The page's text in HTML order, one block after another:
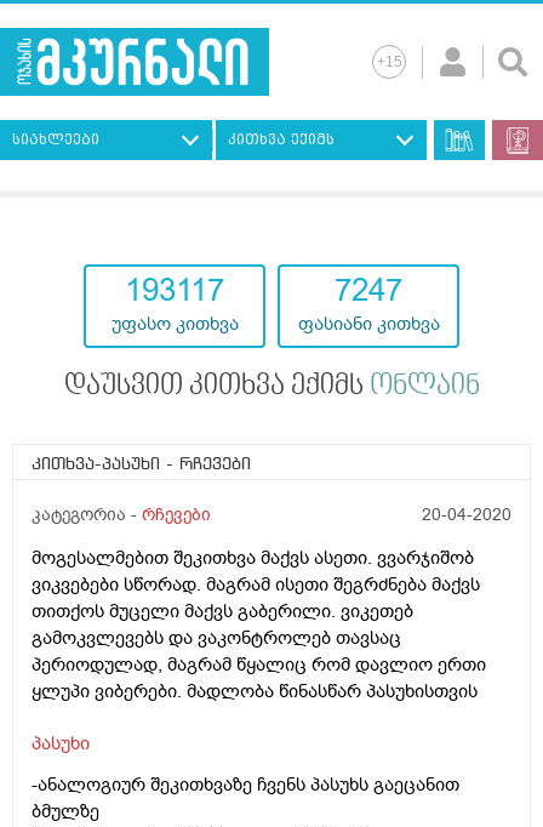
სიახლეები კითხვა ექიმს
193117
უფასო კითხვა
7247
ფასიანი კითხვა
დაუსვით კითხვა ექიმს ონლაინ
კითხვა-პასუხი - რჩევები
კატეგორია - რჩევები 20-04-2020
მოგესალმებით შეკითხვა მაქვს ასეთი. ვვარჯიშობ
ვიკვებები სწორად. მაგრამ ისეთი შეგრძნება მაქვს
თითქოს მუცელი მაქვს გაბერილი. ვიკეთებ
გამოკვლევებს და ვაკონტროლებ თავსაც
პერიოდულად, მაგრამ წყალიც რომ დავლიო ერთი
ყლუპი ვიბერები. მადლობა წინასწარ პასუხისთვის
პასუხი
-ანალოგიურ შეკითხვაზე ჩვენს პასუხს გაეცანით
ბმულზე